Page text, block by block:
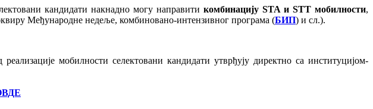
кандидати накнадно могу направитикомбинацијуSTAиSTTмобилности,
Међународне недеље, комбиновано-интензивног програма (БИП) и сл.).
реализације мобилности селектовани кандидати утврђују директно са институцијом-